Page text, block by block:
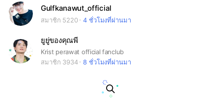
Gulfkanawut_official
สมาชิก 5220 4 ชั่วโมงที่ผ่านมา
ยูยู่ของคุณพี
Krist perawat official fanclub
สมาชิก 3934
8 ชั่วโมงที่ผ่านมา